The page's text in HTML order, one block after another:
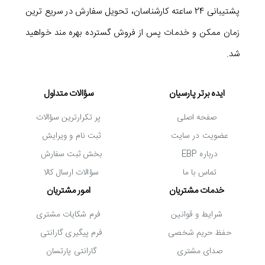
DDR4 2666MHz دارای میزان تأخیر CAS 19 می باشد و
یکی از حافظه های رم پرسرعت و کارآمد موجود در بازار به
جمع بندی
در مجموع می توان رم کروشیال Crucial 8GB DDR4
انتخاب ایده آل برای استفاده بر روی کامپیوترهای خانگی و
اداری دانست. همچنین این حافظه رم کارایی مناسبی بر روی
سیستم های گیمینگ میان رده دارد و سرعتی ایده آل در
پشتیبانی 24 ساعته کارشناسان، تحویل سفارش در سریع ترین
زمان ممکن و خدمات پس از فروش گسترده بهره مند خواهید
شد.
ایده برتر پارسیان
صفحه اصلی
عضویت در سایت
درباره EBP
تماس با ما
سؤالات متداول
پر تکرارترین سؤالات
ثبت نام و ویرایش
بخش ثبت سفارش
سؤالات ارسال کالا
خدمات مشتریان
شرایط و قوانین
حفظ حریم شخصی
صدای مشتری
امور مشتریان
فرم شکایات مشتری
فرم پیگیری گارانتی
گارانتی پارتسان